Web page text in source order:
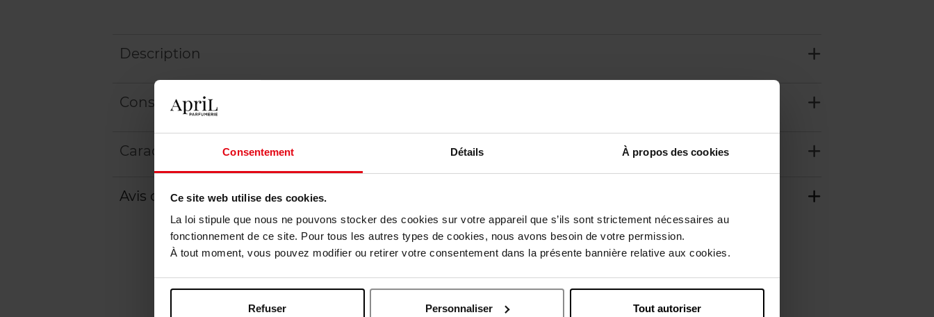
Consentement Détails À propos des cookies
Ce site web utilise des cookies.
La loi stipule que nous ne pouvons stocker des cookies sur votre appareil que s’ils sont strictement nécessaires au
fonctionnement de ce site. Pour tous les autres types de cookies, nous avons besoin de votre permission.
À tout moment, vous pouvez modifier ou retirer votre consentement dans la présente bannière relative aux cookies.
Refuser Personnaliser Tout autoriser
Description
Conseil d'utilisation
Caractéristiques
Avis client Politique relative aux avis des clients
Vous aimerez peut-être